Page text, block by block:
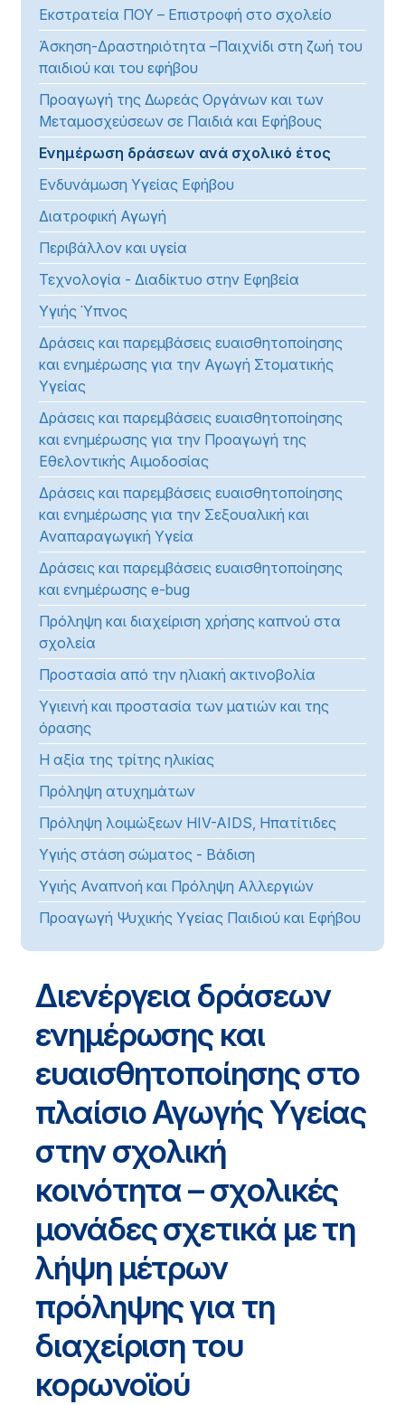
Εκστρατεία ΠΟΥ – Επιστροφή στο σχολείο
Άσκηση-Δραστηριότητα –Παιχνίδι στη ζωή του
παιδιού και του εφήβου
Προαγωγή της Δωρεάς Οργάνων και των
Μεταμοσχεύσεων σε Παιδιά και Εφήβους
Ενημέρωση δράσεων ανά σχολικό έτος
Ενδυνάμωση Υγείας Εφήβου
Διατροφική Αγωγή
Περιβάλλον και υγεία
Τεχνολογία - Διαδίκτυο στην Εφηβεία
Υγιής Ύπνος
Δράσεις και παρεμβάσεις ευαισθητοποίησης
και ενημέρωσης για την Αγωγή Στοματικής
Υγείας
Δράσεις και παρεμβάσεις ευαισθητοποίησης
και ενημέρωσης για την Προαγωγή της
Εθελοντικής Αιμοδοσίας
Δράσεις και παρεμβάσεις ευαισθητοποίησης
και ενημέρωσης για την Σεξουαλική και
Αναπαραγωγική Υγεία
Δράσεις και παρεμβάσεις ευαισθητοποίησης
και ενημέρωσης e-bug
Πρόληψη και διαχείριση χρήσης καπνού στα
σχολεία
Προστασία από την ηλιακή ακτινοβολία
Υγιεινή και προστασία των ματιών και της
όρασης
Η αξία της τρίτης ηλικίας
Πρόληψη ατυχημάτων
Πρόληψη λοιμώξεων HIV-AIDS, Ηπατίτιδες
Υγιής στάση σώματος - Βάδιση
Υγιής Αναπνοή και Πρόληψη Αλλεργιών
Προαγωγή Ψυχικής Υγείας Παιδιού και Εφήβου
Διενέργεια δράσεων
ενημέρωσης και
ευαισθητοποίησης στο
πλαίσιο Αγωγής Υγείας
στην σχολική
κοινότητα – σχολικές
μονάδες σχετικά με τη
λήψη μέτρων
πρόληψης για τη
διαχείριση του
κορωνοϊού